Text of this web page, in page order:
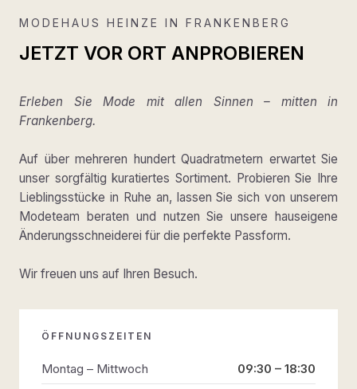
MODEHAUS HEINZE IN FRANKENBERG
JETZT VOR ORT ANPROBIEREN
Erleben Sie Mode mit allen Sinnen – mitten in
Frankenberg.
Auf über mehreren hundert Quadratmetern erwartet Sie
unser sorgfältig kuratiertes Sortiment. Probieren Sie Ihre
Lieblingsstücke in Ruhe an, lassen Sie sich von unserem
Modeteam beraten und nutzen Sie unsere hauseigene
Änderungsschneiderei für die perfekte Passform.
Wir freuen uns auf Ihren Besuch.
ÖFFNUNGSZEITEN
Montag – Mittwoch 09:30 – 18:30